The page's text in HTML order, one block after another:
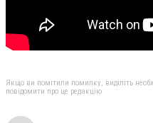
Якщо ви помітили помилку, виділіть
повідомити про це редакцію